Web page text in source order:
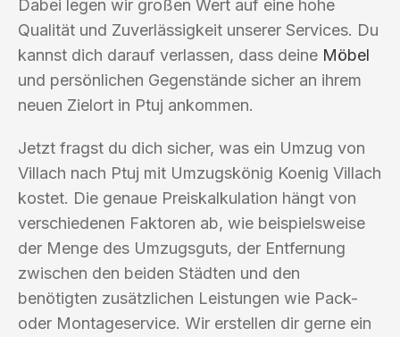
Dabei legen wir großen Wert auf eine hohe
Qualität und Zuverlässigkeit unserer Services. Du
kannst dich darauf verlassen, dass deine Möbel
und persönlichen Gegenstände sicher an ihrem
neuen Zielort in Ptuj ankommen.
Jetzt fragst du dich sicher, was ein Umzug von
Villach nach Ptuj mit Umzugskönig Koenig Villach
kostet. Die genaue Preiskalkulation hängt von
verschiedenen Faktoren ab, wie beispielsweise
der Menge des Umzugsguts, der Entfernung
zwischen den beiden Städten und den
benötigten zusätzlichen Leistungen wie Pack-
oder Montageservice. Wir erstellen dir gerne ein